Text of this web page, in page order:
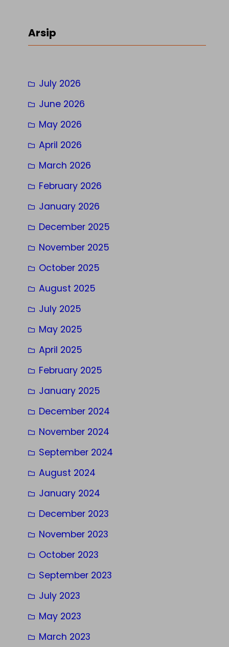
c
Arsip
July 2026
June 2026
May 2026
April 2026
March 2026
February 2026
January 2026
December 2025
November 2025
October 2025
August 2025
July 2025
May 2025
April 2025
February 2025
January 2025
December 2024
November 2024
September 2024
August 2024
January 2024
December 2023
November 2023
October 2023
September 2023
July 2023
May 2023
March 2023